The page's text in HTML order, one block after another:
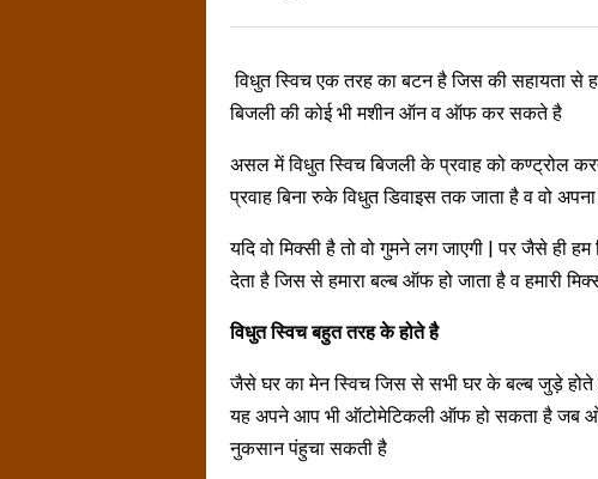
विधुत स्विच एक तरह का बटन है जिस की
बिजली की कोई भी मशीन ऑन व ऑफ कर सकते है
असल में विधुत स्विच बिजली के प्रवाह को कण्ट्रोल
प्रवाह बिना रुके विधुत डिवाइस तक जाता है व वो
यदि वो मिक्सी है तो वो गुमने लग जाएगी | पर जैसे ही
देता है जिस से हमारा बल्ब ऑफ हो जाता है व हमारी
विधुत स्विच बहुत तरह के होते है
जैसे घर का मेन स्विच जिस से सभी घर के बल्ब जुड़े
यह अपने आप भी ऑटोमेटिकली ऑफ हो सकता है जब
नुकसान पंहुचा सकती है